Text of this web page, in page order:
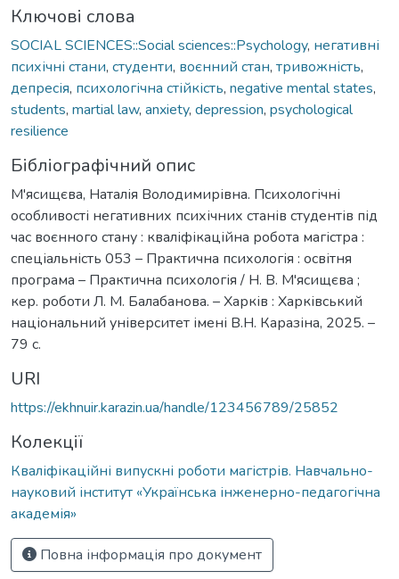
Ключові слова
SOCIAL SCIENCES::Social sciences::Psychology, негативні
психічні стани, студенти, воєнний стан, тривожність,
депресія, психологічна стійкість, negative mental states,
students, martial law, anxiety, depression, psychological
resilience
Бібліографічний опис
М'ясищєва, Наталія Володимирівна. Психологічні
особливості негативних психічних станів студентів під
час воєнного стану : кваліфікаційна робота магістра :
спеціальність 053 – Практична психологія : освітня
програма – Практична психологія / Н. В. М'ясищєва ;
кер. роботи Л. М. Балабанова. – Харків : Харківський
національний університет імені В.Н. Каразіна, 2025. –
79 с.
URI
https://ekhnuir.karazin.ua/handle/123456789/25852
Колекції
Кваліфікаційні випускні роботи магістрів. Навчально-
науковий інститут «Українська інженерно-педагогічна
академія»
Повна інформація про документ